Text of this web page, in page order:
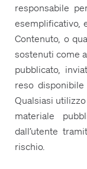
responsabile
esemplificativo,
Contenuto, o
sostenuti come
pubblicato,
reso
Qualsiasi
materiale
dall’utente
rischio.